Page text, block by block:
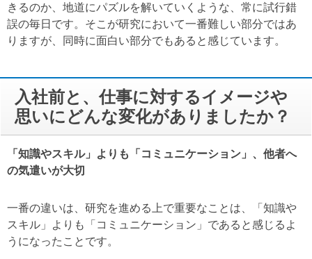
きるのか、地道にパズルを解いていくような、常に試行錯
誤の毎日です。そこが研究において一番難しい部分ではあ
りますが、同時に面白い部分でもあると感じています。
入社前と、仕事に対するイメージや
思いにどんな変化がありましたか？
「知識やスキル」よりも「コミュニケーション」、他者へ
の気遣いが大切
一番の違いは、研究を進める上で重要なことは、「知識や
スキル」よりも「コミュニケーション」であると感じるよ
うになったことです。